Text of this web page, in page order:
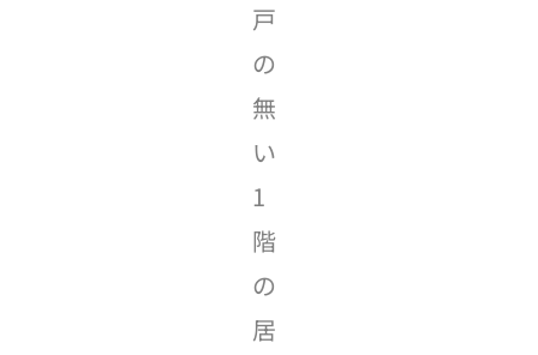
戸
の
無
い
1
階
の
居